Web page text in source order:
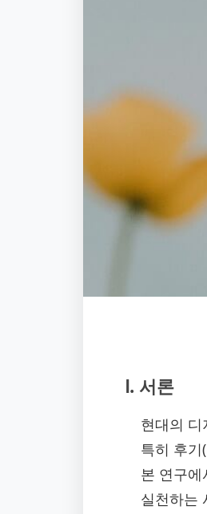
Ⅰ. 서론
현대의
특히 후
본 연구에
실천하는